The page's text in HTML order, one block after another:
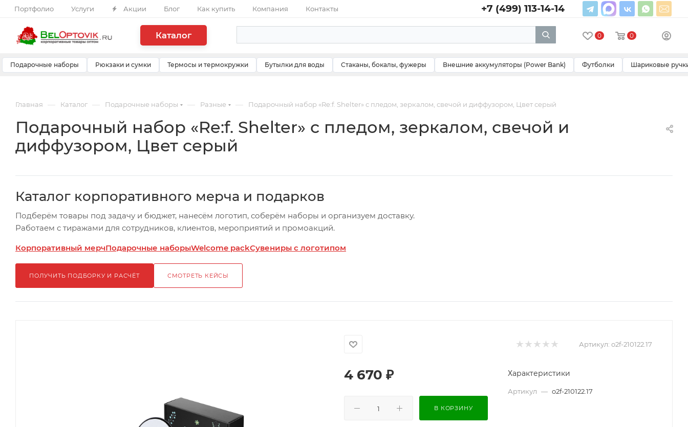
Портфолио Услуги Акции Блог Как купить Компания Контакты +7 (499) 113-14-14
Каталог 0 0
Подарочные наборы Рюкзаки и сумки Термосы и термокружки Бутылки для воды Стаканы, бокалы, фужеры Внешние аккумуляторы (Power Bank) Футболки Шариковые
Главная — Каталог — Подарочные наборы — Разные — Подарочный набор «Re:f. Shelter» с пледом, зеркалом, свечой и диффузором, Цвет серый
Подарочный набор «Re:f. Shelter» с пледом, зеркалом, свечой и
диффузором, Цвет серый
Каталог корпоративного мерча и подарков
Подберём товары под задачу и бюджет, нанесём логотип, соберём наборы и организуем доставку.
Работаем с тиражами для сотрудников, клиентов, мероприятий и промоакций.
Корпоративный мерчПодарочные наборыWelcome packСувениры с логотипом
ПОЛУЧИТЬ ПОДБОРКУ И РАСЧЁТ СМОТРЕТЬ КЕЙСЫ
Артикул: o2f-210122.17
4 670 ₽
В КОРЗИНУ
Характеристики
Артикул — o2f-210122.17